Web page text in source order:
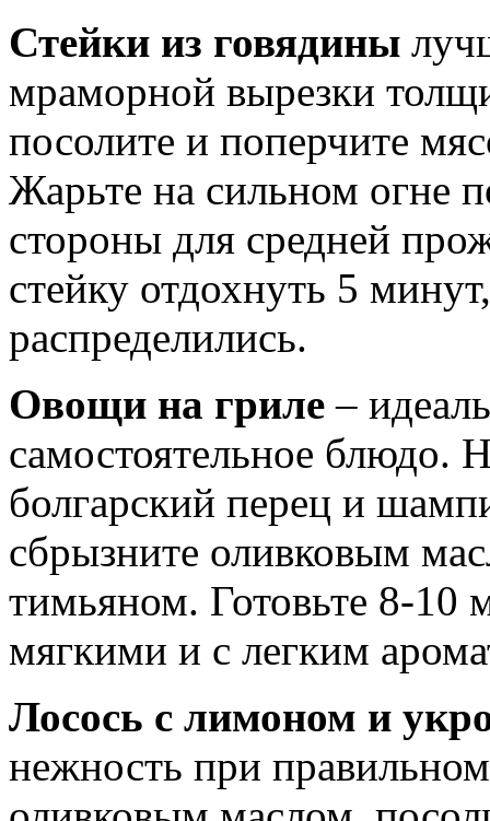
Стейки из говядины
мраморной вырезки
посолите и поперчите
Жарьте на сильном огне
стороны для средней
стейку отдохнуть 5
распределились.
Овощи на гриле –
самостоятельное блюдо.
болгарский перец и
сбрызните оливковым
тимьяном. Готовьте 8-10
мягкими и с легким
Лосось с лимоном и
нежность при